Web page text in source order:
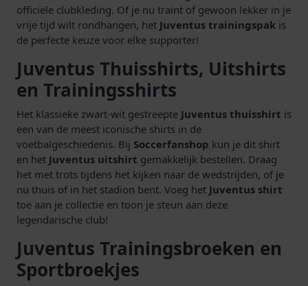
officiële clubkleding. Of je nu traint of gewoon lekker in je
vrije tijd wilt rondhangen, het Juventus trainingspak is
de perfecte keuze voor elke supporter!
Juventus Thuisshirts, Uitshirts
en Trainingsshirts
Het klassieke zwart-wit gestreepte Juventus thuisshirt is
een van de meest iconische shirts in de
voetbalgeschiedenis. Bij Soccerfanshop kun je dit shirt
en het Juventus uitshirt gemakkelijk bestellen. Draag
het met trots tijdens het kijken naar de wedstrijden, of je
nu thuis of in het stadion bent. Voeg het Juventus shirt
toe aan je collectie en toon je steun aan deze
legendarische club!
Juventus Trainingsbroeken en
Sportbroekjes